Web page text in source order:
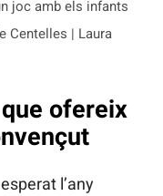
joc amb els infants
Centelles | Laura
ofereix
l’any